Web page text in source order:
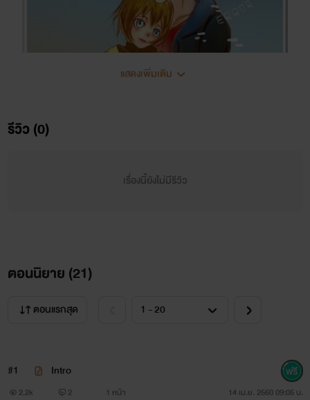
=br=
=pc=นามปากคนเขียน : ThunderNice
=br=
แสดงเพิ่มเติม
รีวิว (0)
เรื่องนี้ยังไม่มีรีวิว
ตอนนิยาย (21)
ตอนแรกสุด
#1 Intro
2.2k 2 1 หน้า 14 เม.ย. 2560 09:05 น.